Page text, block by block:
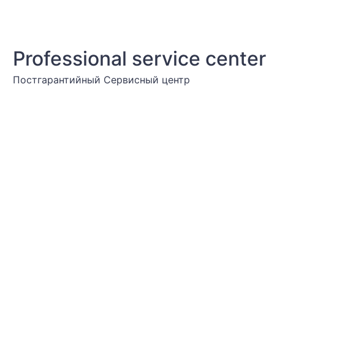
Professional service center
Постгарантийный Cервисный центр